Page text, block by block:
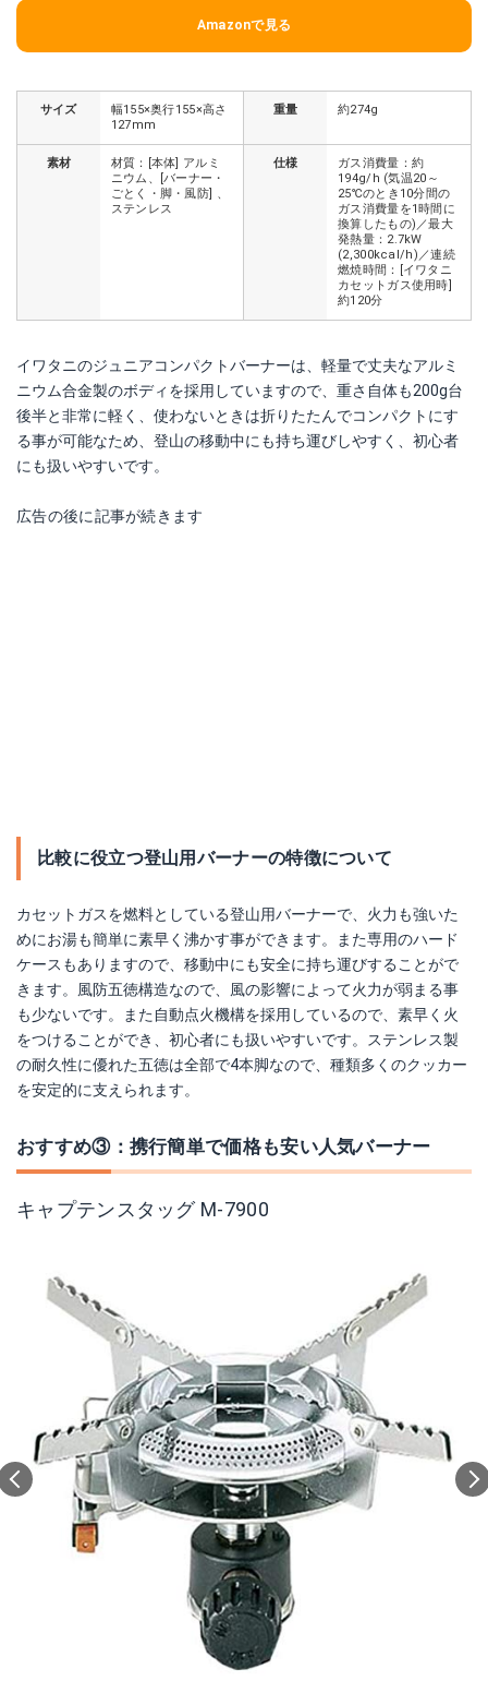
Amazonで見る
サイズ
幅155×奥行155×高さ
127mm
重量 約274g
素材
材質：[本体] アルミ
ニウム、[バーナー・
ごとく・脚・風防] 、
ステンレス
仕様
ガス消費量：約
194g/h (気温20～
25℃のとき10分間の
ガス消費量を1時間に
換算したもの)／最大
発熱量：2.7kW
(2,300kcal/h)／連続
燃焼時間：[イワタニ
カセットガス使用時]
約120分
イワタニのジュニアコンパクトバーナーは、軽量で丈夫なアルミ
ニウム合金製のボディを採用していますので、重さ自体も200g台
後半と非常に軽く、使わないときは折りたたんでコンパクトにす
る事が可能なため、登山の移動中にも持ち運びしやすく、初心者
にも扱いやすいです。
広告の後に記事が続きます
比較に役立つ登山用バーナーの特徴について
カセットガスを燃料としている登山用バーナーで、火力も強いた
めにお湯も簡単に素早く沸かす事ができます。また専用のハード
ケースもありますので、移動中にも安全に持ち運びすることがで
きます。風防五徳構造なので、風の影響によって火力が弱まる事
も少ないです。また自動点火機構を採用しているので、素早く火
をつけることができ、初心者にも扱いやすいです。ステンレス製
の耐久性に優れた五徳は全部で4本脚なので、種類多くのクッカー
を安定的に支えられます。
おすすめ③：携行簡単で価格も安い人気バーナー
キャプテンスタッグ M-7900